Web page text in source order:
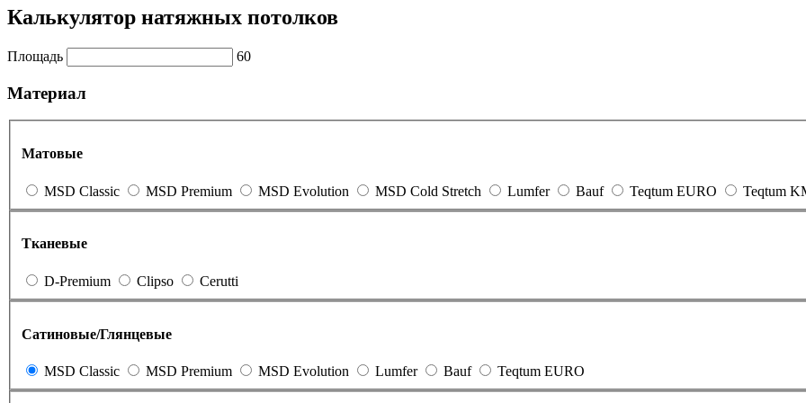
Калькулятор натяжных потолков
Площадь 60
Материал
Матовые
MSD Classic MSD Premium MSD Evolution MSD Cold Stretch Lumfer Bauf Teqtum EURO Teqtum
Тканевые
D-Premium Clipso Cerutti
Сатиновые/Глянцевые
MSD Classic MSD Premium MSD Evolution Lumfer Bauf Teqtum EURO